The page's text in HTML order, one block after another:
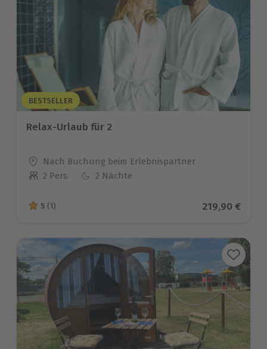
BESTSELLER
Relax-Urlaub für 2
Standort
Nach Buchung beim Erlebnispartner
Anzahl der Teilnehmer
2 Pers. 2 Nächte
5 von 5 Sternen basierend auf 1 Bewertungen
5 (1) Aktueller
219,90 €